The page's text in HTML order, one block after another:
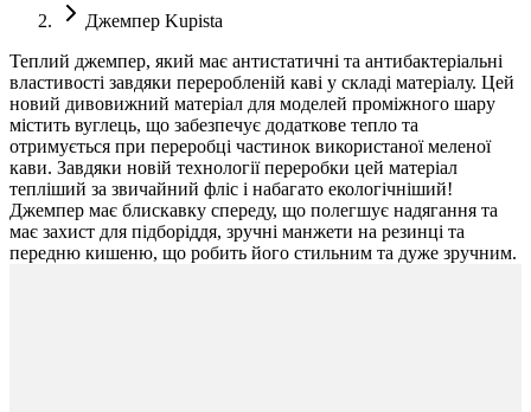
Джемпер Kupista
Теплий джемпер, який має антистатичні та антибактеріальні
властивості завдяки переробленій каві у складі матеріалу. Цей
новий дивовижний матеріал для моделей проміжного шару
містить вуглець, що забезпечує додаткове тепло та
отримується при переробці частинок використаної меленої
кави. Завдяки новій технології переробки цей матеріал
тепліший за звичайний фліс і набагато екологічніший!
Джемпер має блискавку спереду, що полегшує надягання та
має захист для підборіддя, зручні манжети на резинці та
передню кишеню, що робить його стильним та дуже зручним.